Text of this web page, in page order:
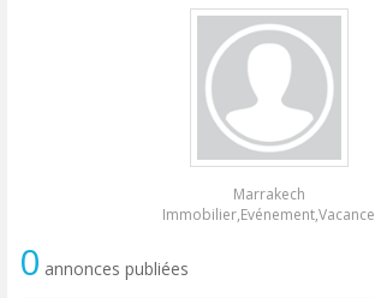
Marrakech
Immobilier,Evénement,Vacance
0 annonces publiées